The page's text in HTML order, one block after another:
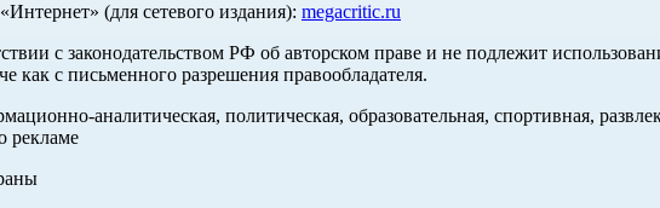
(для сетевого издания): megacritic.ru
с законодательством РФ об авторском праве и не подлежит
как с письменного разрешения правообладателя.
аналитическая, политическая, образовательная, спортивная,
рекламе